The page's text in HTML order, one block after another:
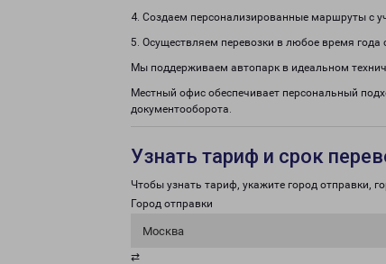
4. Создаем персонализированные маршруты с
5. Осуществляем перевозки в любое время года
Мы поддерживаем автопарк в идеальном
Местный офис обеспечивает персональный
документооборота.
Узнать тариф и срок
Чтобы узнать тариф, укажите город отправки,
Город отправки
Москва
⇄